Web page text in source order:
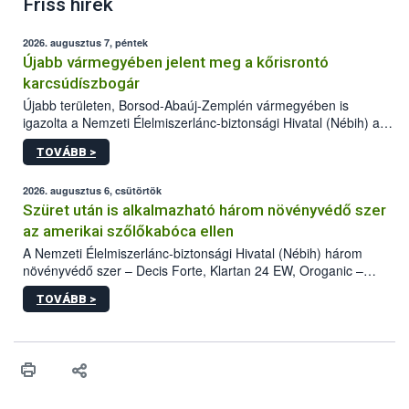
Friss hírek
2026. augusztus 7, péntek
Újabb vármegyében jelent meg a kőrisrontó
karcsúdíszbogár
Újabb területen, Borsod-Abaúj-Zemplén vármegyében is
igazolta a Nemzeti Élelmiszerlánc-biztonsági Hivatal (Nébih) a
kőrisrontó karcsúdíszbogár (Agrilus planipennis) jelenlétét. A
kártevőt nem csak színcsapdában találták meg, de már fertőzött
az intenzív felderítést, emellett az intézkedéseket a szlovák
hatósággal is összehangolják a terjedés megállítása érdekében.
TOVÁBB >
2026. augusztus 6, csütörtök
Szüret után is alkalmazható három növényvédő szer
az amerikai szőlőkabóca ellen
A Nemzeti Élelmiszerlánc-biztonsági Hivatal (Nébih) három
növényvédő szer – Decis Forte, Klartan 24 EW, Oroganic –
engedélyokiratát módosította, így azok a szüretet követően,
egészen a vesszőérettség (BBCH 91) stádiumáig
érésű szőlőkben is legyen lehetőség a károsító elleni további
felhasználók számára is elérhető és ökológiai termesztésben is
TOVÁBB >